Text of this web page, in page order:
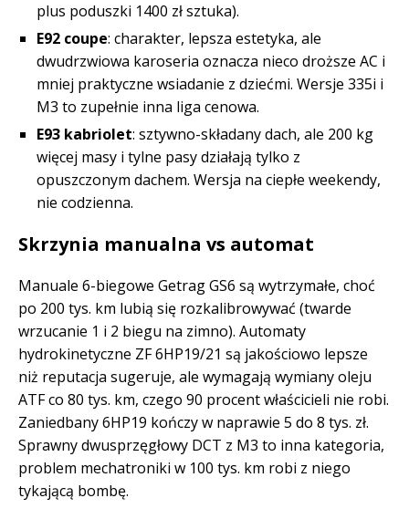
plus poduszki 1400 zł sztuka).
E92 coupe: charakter, lepsza estetyka, ale
dwudrzwiowa karoseria oznacza nieco droższe AC i
mniej praktyczne wsiadanie z dziećmi. Wersje 335i i
M3 to zupełnie inna liga cenowa.
E93 kabriolet: sztywno-składany dach, ale 200 kg
więcej masy i tylne pasy działają tylko z
opuszczonym dachem. Wersja na ciepłe weekendy,
nie codzienna.
Skrzynia manualna vs automat
Manuale 6-biegowe Getrag GS6 są wytrzymałe, choć
po 200 tys. km lubią się rozkalibrowywać (twarde
wrzucanie 1 i 2 biegu na zimno). Automaty
hydrokinetyczne ZF 6HP19/21 są jakościowo lepsze
niż reputacja sugeruje, ale wymagają wymiany oleju
ATF co 80 tys. km, czego 90 procent właścicieli nie robi.
Zaniedbany 6HP19 kończy w naprawie 5 do 8 tys. zł.
Sprawny dwusprzęgłowy DCT z M3 to inna kategoria,
problem mechatroniki w 100 tys. km robi z niego
tykającą bombę.